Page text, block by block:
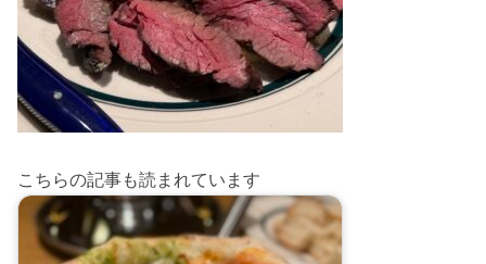
こちらの記事も読まれています